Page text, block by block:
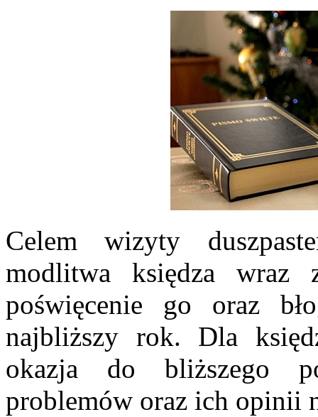
Celem wizyty
modlitwa księdza wraz
poświęcenie go oraz
najbliższy rok. Dla
okazja do bliższego
problemów oraz ich opinii